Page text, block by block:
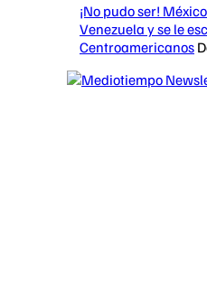
¡No pudo ser!
Venezuela y se le
Centroamericanos